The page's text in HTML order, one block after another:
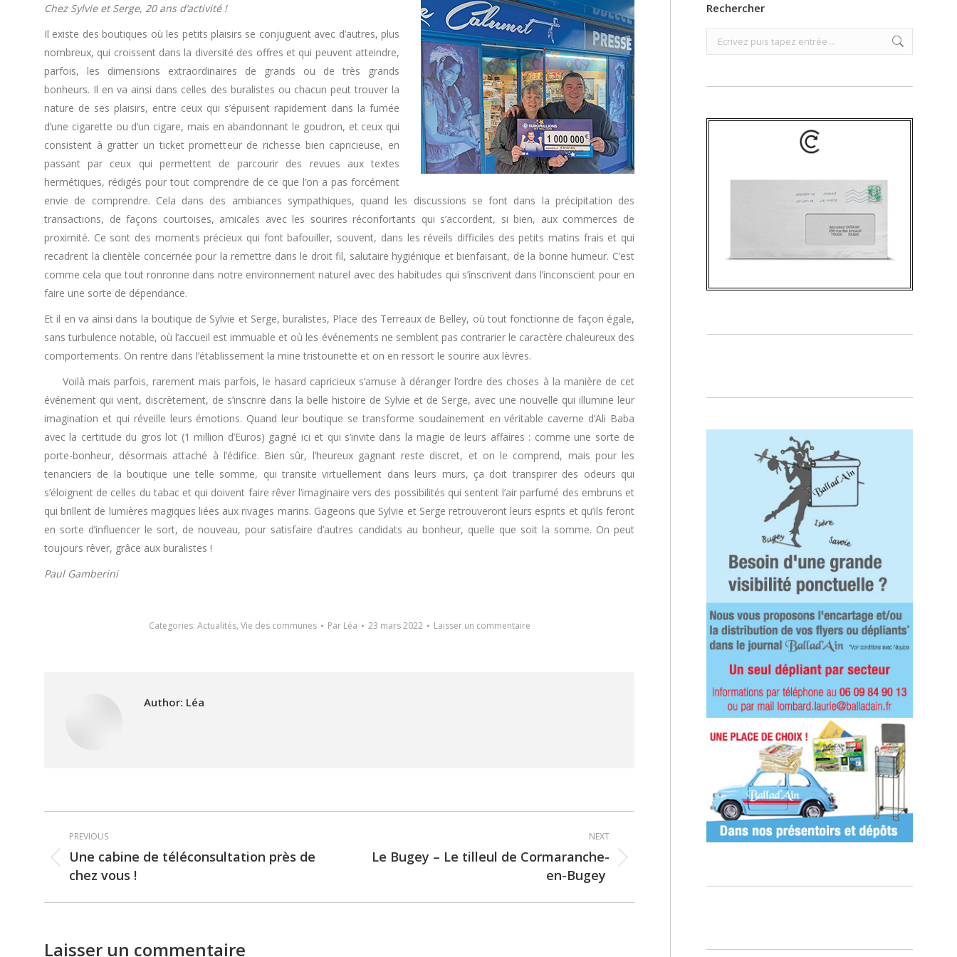
Chez Sylvie et Serge, 20 ans d’activité !
Il existe des boutiques où les petits plaisirs se conjuguent avec d’autres, plus
nombreux, qui croissent dans la diversité des offres et qui peuvent atteindre,
parfois, les dimensions extraordinaires de grands ou de très grands
bonheurs. Il en va ainsi dans celles des buralistes ou chacun peut trouver la
nature de ses plaisirs, entre ceux qui s’épuisent rapidement dans la fumée
d’une cigarette ou d’un cigare, mais en abandonnant le goudron, et ceux qui
consistent à gratter un ticket prometteur de richesse bien capricieuse, en
passant par ceux qui permettent de parcourir des revues aux textes
hermétiques, rédigés pour tout comprendre de ce que l’on a pas forcément
envie de comprendre. Cela dans des ambiances sympathiques, quand les discussions se font dans la précipitation des
transactions, de façons courtoises, amicales avec les sourires réconfortants qui s’accordent, si bien, aux commerces de
proximité. Ce sont des moments précieux qui font bafouiller, souvent, dans les réveils difficiles des petits matins frais et qui
recadrent la clientèle concernée pour la remettre dans le droit fil, salutaire hygiénique et bienfaisant, de la bonne humeur. C’est
comme cela que tout ronronne dans notre environnement naturel avec des habitudes qui s’inscrivent dans l’inconscient pour en
faire une sorte de dépendance.
Et il en va ainsi dans la boutique de Sylvie et Serge, buralistes, Place des Terreaux de Belley, où tout fonctionne de façon égale,
sans turbulence notable, où l’accueil est immuable et où les événements ne semblent pas contrarier le caractère chaleureux des
comportements. On rentre dans l’établissement la mine tristounette et on en ressort le sourire aux lèvres.
Voilà mais parfois, rarement mais parfois, le hasard capricieux s’amuse à déranger l’ordre des choses à la manière de cet
événement qui vient, discrètement, de s’inscrire dans la belle histoire de Sylvie et de Serge, avec une nouvelle qui illumine leur
imagination et qui réveille leurs émotions. Quand leur boutique se transforme soudainement en véritable caverne d’Ali Baba
avec la certitude du gros lot (1 million d’Euros) gagné ici et qui s’invite dans la magie de leurs affaires : comme une sorte de
porte-bonheur, désormais attaché à l’édifice. Bien sûr, l’heureux gagnant reste discret, et on le comprend, mais pour les
tenanciers de la boutique une telle somme, qui transite virtuellement dans leurs murs, ça doit transpirer des odeurs qui
s’éloignent de celles du tabac et qui doivent faire rêver l’imaginaire vers des possibilités qui sentent l’air parfumé des embruns et
qui brillent de lumières magiques liées aux rivages marins. Gageons que Sylvie et Serge retrouveront leurs esprits et qu’ils feront
en sorte d’influencer le sort, de nouveau, pour satisfaire d’autres candidats au bonheur, quelle que soit la somme. On peut
toujours rêver, grâce aux buralistes !
Paul Gamberini
Categories: Actualités, Vie des communes Par Léa 23 mars 2022 Laisser un commentaire
Author: Léa
Post
navigation
PREVIOUS
Previous
post:
Une cabine de téléconsultation près de
chez vous !
NEXT
Next
Le Bugey – Le tilleul de Cormaranche-
en-Bugey
Laisser un commentaire
Rechercher
Search: